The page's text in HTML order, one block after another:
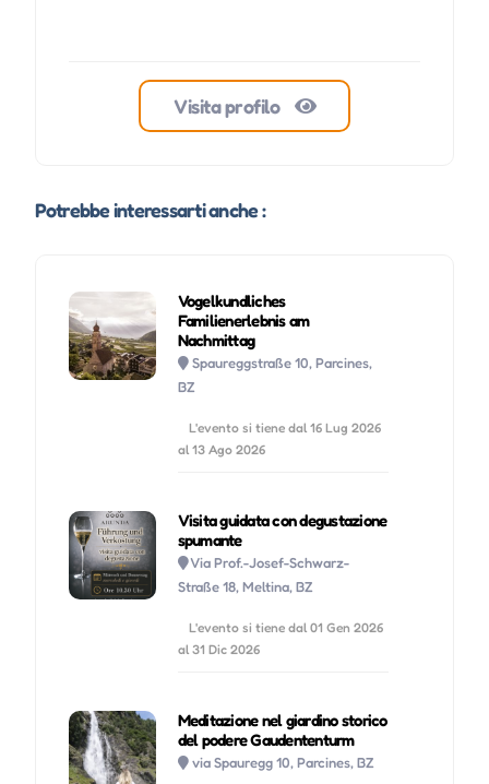
Ven 25 Settembre, 2026 15:00-17:00 |
Ven 02 Ottobre, 2026
Mer 07 Ottobre, 2026
Mer 14 Ottobre, 2026 15:00-17:00 |
Gio 15 Ottobre, 2026
Ven 16 Ottobre, 2026
Gio 22 Ottobre, 2026 15:00-17:00 |
Visita profilo
Potrebbe interessarti anche :
Vogelkundliches
Familienerlebnis am
Nachmittag
Spaureggstraße 10, Parcines,
BZ
L'evento si tiene dal 16 Lug 2026
al 13 Ago 2026
Visita guidata con degustazione
spumante
Via Prof.-Josef-Schwarz-
Straße 18, Meltina, BZ
L'evento si tiene dal 01 Gen 2026
al 31 Dic 2026
Meditazione nel giardino storico
del podere Gaudententurm
via Spauregg 10, Parcines, BZ